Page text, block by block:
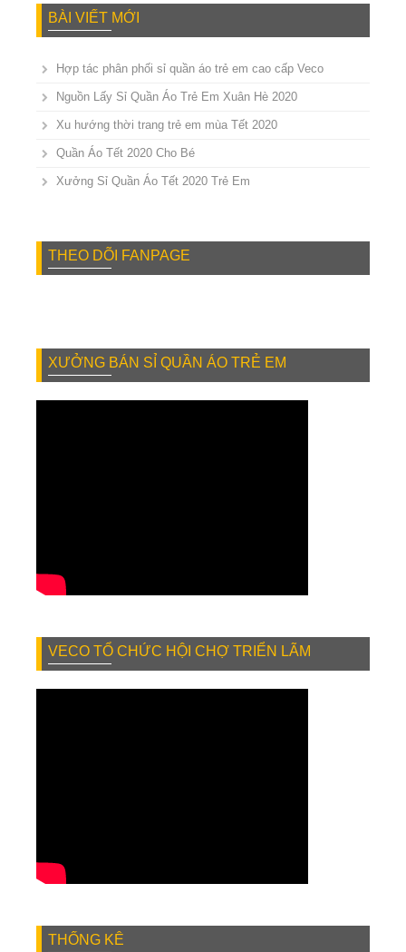
BÀI VIẾT MỚI
Hợp tác phân phối sỉ quần áo trẻ em cao cấp Veco
Nguồn Lấy Sỉ Quần Áo Trẻ Em Xuân Hè 2020
Xu hướng thời trang trẻ em mùa Tết 2020
Quần Áo Tết 2020 Cho Bé
Xưởng Sỉ Quần Áo Tết 2020 Trẻ Em
THEO DÕI FANPAGE
XƯỞNG BÁN SỈ QUẦN ÁO TRẺ EM
VECO TỔ CHỨC HỘI CHỢ TRIỂN LÃM
THỐNG KÊ